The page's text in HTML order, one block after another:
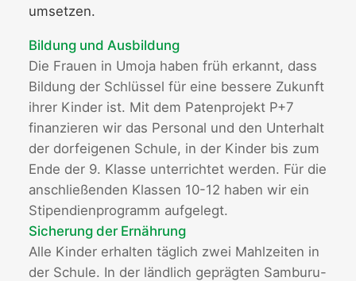
umsetzen.
Bildung und Ausbildung
Die Frauen in Umoja haben früh erkannt, dass
Bildung der Schlüssel für eine bessere Zukunft
ihrer Kinder ist. Mit dem Patenprojekt P+7
finanzieren wir das Personal und den Unterhalt
der dorfeigenen Schule, in der Kinder bis zum
Ende der 9. Klasse unterrichtet werden. Für die
anschließenden Klassen 10-12 haben wir ein
Stipendienprogramm aufgelegt.
Sicherung der Ernährung
Alle Kinder erhalten täglich zwei Mahlzeiten in
der Schule. In der ländlich geprägten Samburu-